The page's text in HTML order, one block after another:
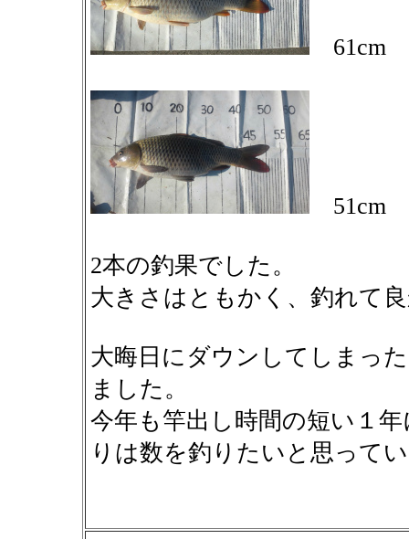
61cm
51cm
2本の釣果でした。
大きさはともかく、釣れて
大晦日にダウンしてしまっ
ました。
今年も竿出し時間の短い１
りは数を釣りたいと思って